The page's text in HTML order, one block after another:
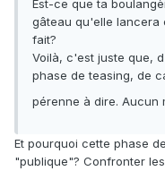
Est-ce que ta
gâteau qu'elle lancera
fait?
Voilà, c'est juste que,
phase de teasing, de
pérenne à dire. Aucun
Et pourquoi cette phase
"publique"? Confronter